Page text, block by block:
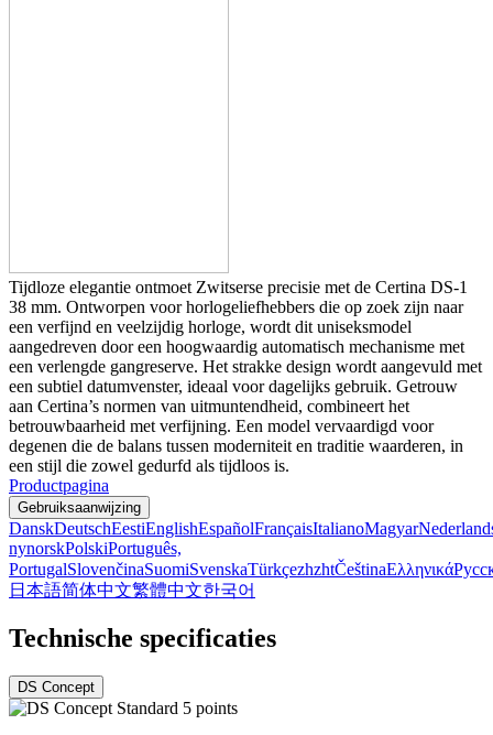
Tijdloze elegantie ontmoet Zwitserse precisie met de Certina DS-1
38 mm. Ontworpen voor horlogeliefhebbers die op zoek zijn naar
een verfijnd en veelzijdig horloge, wordt dit uniseksmodel
aangedreven door een hoogwaardig automatisch mechanisme met
een verlengde gangreserve. Het strakke design wordt aangevuld met
een subtiel datumvenster, ideaal voor dagelijks gebruik. Getrouw
aan Certina’s normen van uitmuntendheid, combineert het
betrouwbaarheid met verfijning. Een model vervaardigd voor
degenen die de balans tussen moderniteit en traditie waarderen, in
een stijl die zowel gedurfd als tijdloos is.
Productpagina
Gebruiksaanwijzing
DanskDeutschEestiEnglishEspañolFrançaisItalianoMagyar
nynorskPolskiPortuguês,
PortugalSlovenčinaSuomiSvenskaTürkçezhzhtČeštinaΕλληνικά
日本語简体中文繁體中文한국어
Technische specificaties
DS Concept